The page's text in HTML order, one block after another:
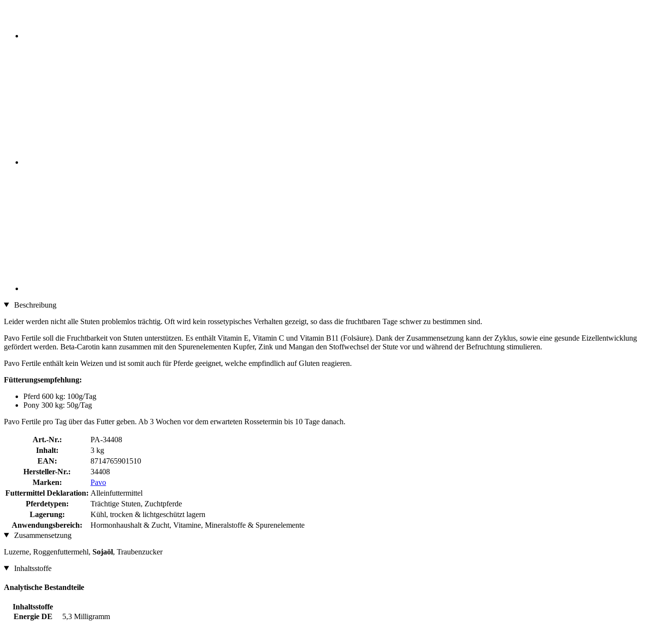
Beschreibung
Leider werden nicht alle Stuten problemlos trächtig. Oft wird kein rossetypisches Verhalten gezeigt, so dass die fruchtbaren Tage schwer zu bestimmen sind.
Pavo Fertile soll die Fruchtbarkeit von Stuten unterstützen. Es enthält Vitamin E, Vitamin C und Vitamin B11 (Folsäure). Dank der Zusammensetzung kann der Zyklus, sowie eine gesunde Eizellentwicklung
gefördert werden. Beta-Carotin kann zusammen mit den Spurenelementen Kupfer, Zink und Mangan den Stoffwechsel der Stute vor und während der Befruchtung stimulieren.
Pavo Fertile enthält kein Weizen und ist somit auch für Pferde geeignet, welche empfindlich auf Gluten reagieren.
Fütterungsempfehlung:
Pferd 600 kg: 100g/Tag
Pony 300 kg: 50g/Tag
Pavo Fertile pro Tag über das Futter geben. Ab 3 Wochen vor dem erwarteten Rossetermin bis 10 Tage danach.
Art.-Nr.:
PA-34408
Inhalt:
3 kg
EAN:
8714765901510
Hersteller-Nr.:
34408
Marken:
Pavo
Futtermittel Deklaration: Alleinfuttermittel
Pferdetypen:
Trächtige Stuten, Zuchtpferde
Lagerung:
Kühl, trocken & lichtgeschützt lagern
Anwendungsbereich:
Hormonhaushalt & Zucht, Vitamine, Mineralstoffe & Spurenelemente
Zusammensetzung
Luzerne, Roggenfuttermehl, Sojaöl, Traubenzucker
Inhaltsstoffe
Analytische Bestandteile
Inhaltsstoffe
Energie DE
5,3 Milligramm